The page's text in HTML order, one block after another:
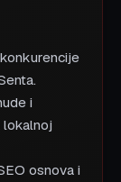
i
osnova i